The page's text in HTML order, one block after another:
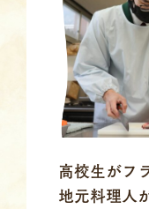
高校生がフ
地元料理人